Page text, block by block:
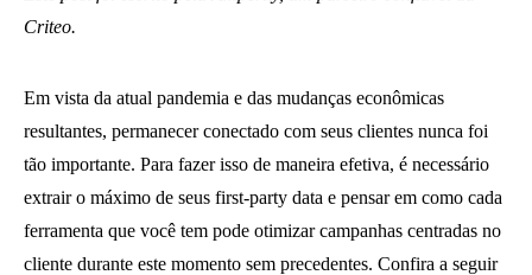
Criteo.
Em vista da atual pandemia e das mudanças econômicas
resultantes, permanecer conectado com seus clientes nunca foi
tão importante. Para fazer isso de maneira efetiva, é necessário
extrair o máximo de seus first-party data e pensar em como cada
ferramenta que você tem pode otimizar campanhas centradas no
cliente durante este momento sem precedentes. Confira a seguir